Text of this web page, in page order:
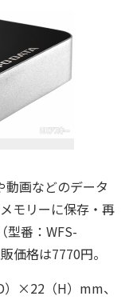
画などのデータ
モリーに保存・再
型番：WFS-
価格は7770円。
×22（H）mm、